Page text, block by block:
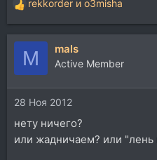
Р
е
а
и
и
:
rekkorder и o3misha
M mals
Active Member
28 Ноя 2012
нету ничего?
или жадничаем? или "лень